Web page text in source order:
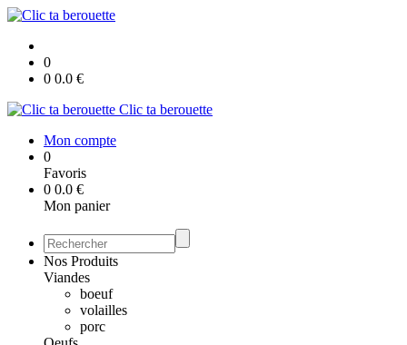
0
0 0.0 €
Clic ta berouette
Mon compte
0
Favoris
0 0.0 €
Mon panier
Nos Produits
Viandes
boeuf
volailles
porc